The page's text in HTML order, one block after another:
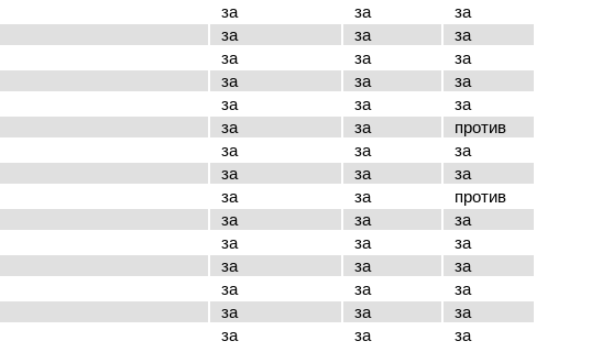
за за
за
за за
за
за за
за
за за
за
за за
за
за за
против
за за
за
за за
за
за за
против
за за
за
за за
за
за за
за
за за
за
за за
за
за за за